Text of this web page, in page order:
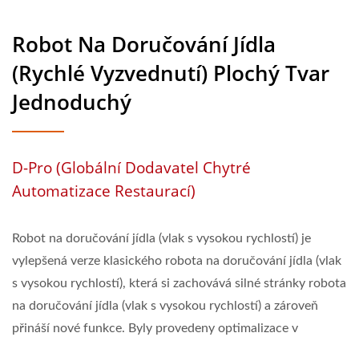
Pro Restaurace A Stolování |
Hong Chiang
Robot Na Doručování Jídla
(Rychlé Vyzvednutí) Plochý Tvar
Jednoduchý
D-Pro (Globální Dodavatel Chytré
Automatizace Restaurací)
Robot na doručování jídla (vlak s vysokou rychlostí) je
vylepšená verze klasického robota na doručování jídla (vlak
s vysokou rychlostí), která si zachovává silné stránky robota
na doručování jídla (vlak s vysokou rychlostí) a zároveň
přináší nové funkce. Byly provedeny optimalizace v